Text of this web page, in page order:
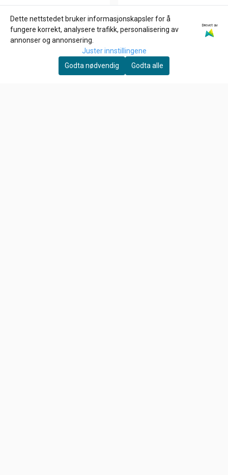
NGK
Tennplugg DCPR9EIX
SPECTRO
SPECTRO PLATINUM FULL
SYNTHETIC, Primær/gear
olje
504,-
Dette nettstedet bruker informasjonskapsler for å
fungere korrekt, analysere trafikk, personalisering av
annonser og annonsering.
Drevet av
Juster innstillingene
Godta nødvendig
Godta alle